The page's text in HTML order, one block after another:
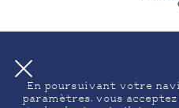
En poursuivant votre
paramètres, vous